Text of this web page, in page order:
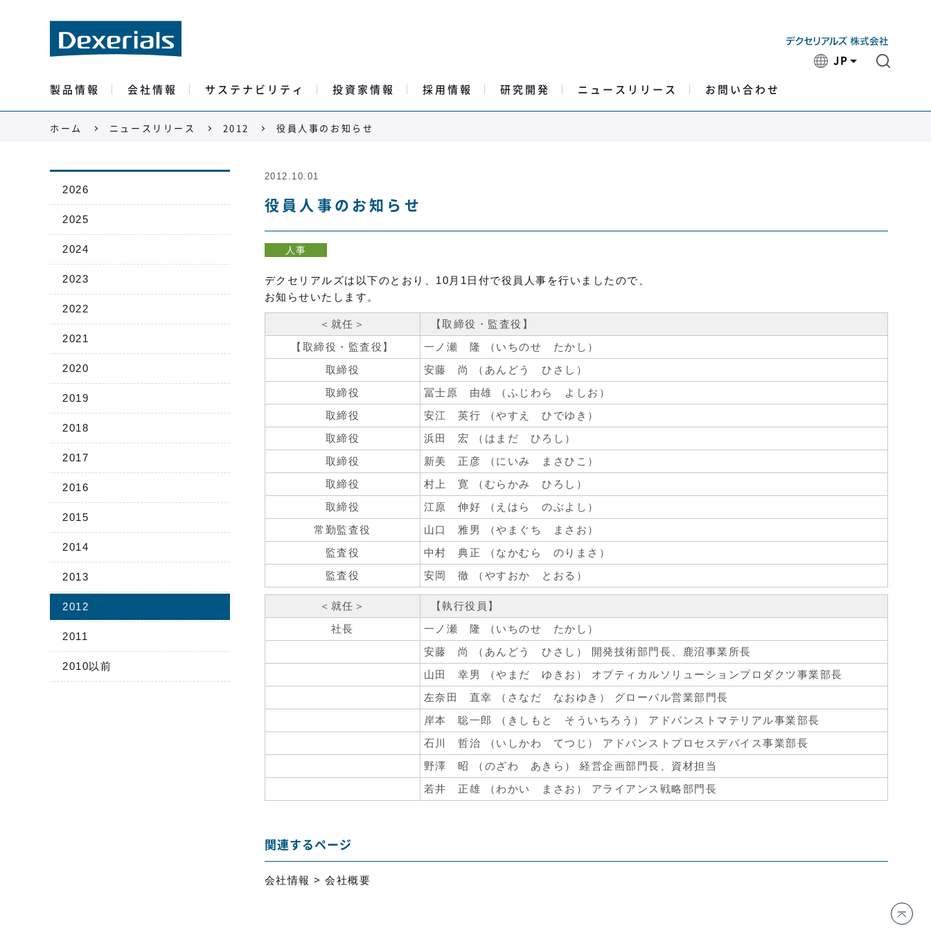
JP
製品情報 会社情報 サステナビリティ 投資家情報 採用情報 研究開発 ニュースリリース お問い合わせ
ホーム ニュースリリース 2012 役員人事のお知らせ
役員人事のお知らせ
人事
2012.10.01
デクセリアルズは以下のとおり、10月1日付で役員人事を行いましたので、
お知らせいたします。
＜就任＞
【取締役・監査役】
【取締役・監査役】
一ノ瀬 隆 （いちのせ たかし）
取締役
安藤 尚 （あんどう ひさし）
取締役
冨士原 由雄 （ふじわら よしお）
取締役
安江 英行 （やすえ ひでゆき）
取締役
浜田 宏 （はまだ ひろし）
取締役
新美 正彦 （にいみ まさひこ）
取締役
村上 寛 （むらかみ ひろし）
取締役
江原 伸好 （えはら のぶよし）
常勤監査役
山口 雅男 （やまぐち まさお）
監査役
中村 典正 （なかむら のりまさ）
監査役
安岡 徹 （やすおか とおる）
＜就任＞
【執行役員】
社長
一ノ瀬 隆 （いちのせ たかし）
安藤 尚 （あんどう ひさし） 開発技術部門長、鹿沼事業所長
山田 幸男 （やまだ ゆきお） オプティカルソリューションプロダクツ事業部長
左奈田 直幸 （さなだ なおゆき） グローバル営業部門長
岸本 聡一郎 （きしもと そういちろう） アドバンストマテリアル事業部長
石川 哲治 （いしかわ てつじ） アドバンストプロセスデバイス事業部長
野澤 昭 （のざわ あきら） 経営企画部門長、資材担当
若井 正雄 （わかい まさお） アライアンス戦略部門長
関連するページ
会社情報 >会社概要
2026
2025
2024
2023
2022
2021
2020
2019
2018
2017
2016
2015
2014
2013
2012
2011
2010以前